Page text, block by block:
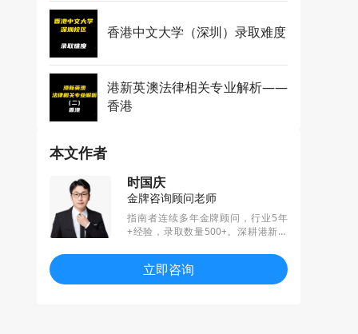
香港中文大学（深圳）录取难度
港新英澳法律相关专业解析——
香港
本文作者
时国庆
金牌咨询顾问老师
指南者连续多年金牌顾问，行业5年
+经验，录取数量500+。深耕港新英
结合职业规划、扬长避短，帮助学员
匹配规划与定位。
立即咨询